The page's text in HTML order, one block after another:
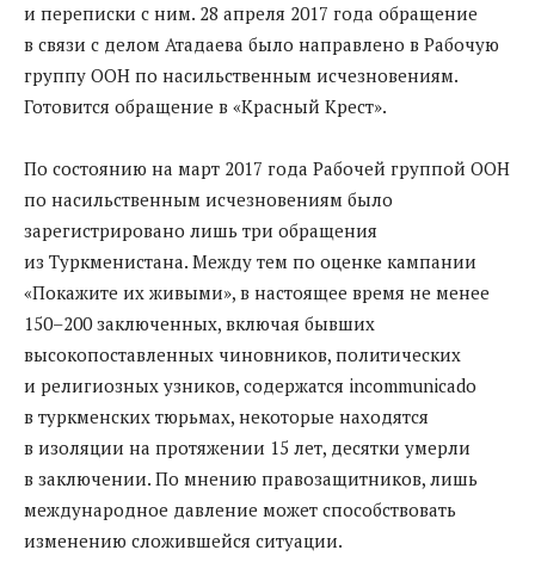
и переписки с ним. 28 апреля 2017 года обращение
в связи с делом Атадаева было направлено в Рабочую
группу ООН по насильственным исчезновениям.
Готовится обращение в «Красный Крест».
По состоянию на март 2017 года Рабочей группой ООН
по насильственным исчезновениям было
зарегистрировано лишь три обращения
из Туркменистана. Между тем по оценке кампании
«Покажите их живыми», в настоящее время не менее
150–200 заключенных, включая бывших
высокопоставленных чиновников, политических
и религиозных узников, содержатся incommunicado
в туркменских тюрьмах, некоторые находятся
в изоляции на протяжении 15 лет, десятки умерли
в заключении. По мнению правозащитников, лишь
международное давление может способствовать
изменению сложившейся ситуации.